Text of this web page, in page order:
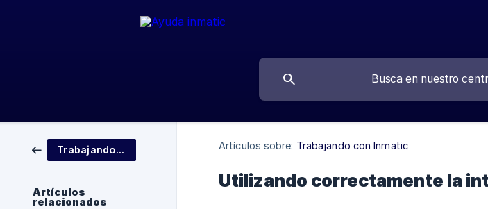
Trabajando con Inmatic
Artículos
relacionados
Artículos sobre: Trabajando con Inmatic
Utilizando correctamente la